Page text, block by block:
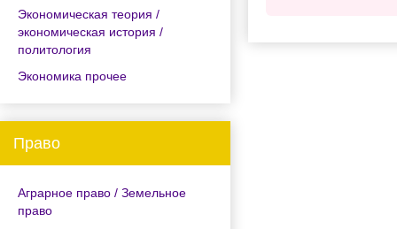
Экономическая теория /
экономическая история /
политология
Экономика прочее
Право
Аграрное право / Земельное
право